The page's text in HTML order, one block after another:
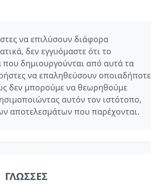
να επιλύσουν διάφορα
δεν εγγυόμαστε ότι το
που δημιουργούνται από αυτά τα
να επαληθεύσουν οποιαδήποτε
δεν μπορούμε να θεωρηθούμε
αυτόν τον ιστότοπο,
αποτελεσμάτων που παρέχονται.
ΓΛΏΣΣΕΣ